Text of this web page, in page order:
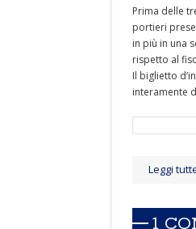
Prima delle
portieri
in più in una
rispetto al
Il biglietto
interamente
Leggi
1